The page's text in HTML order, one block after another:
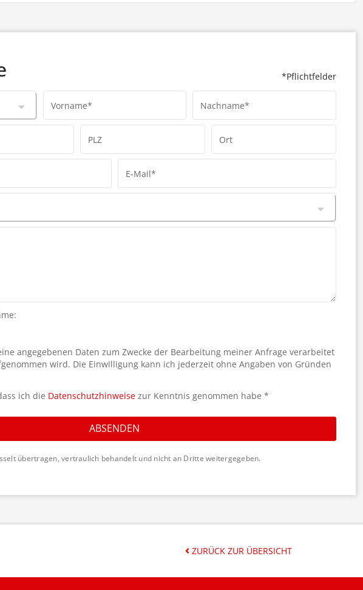
*Pflichtfelder
Vorname* Nachname*
PLZ Ort
E-Mail*
angegebenen Daten zum Zwecke der Bearbeitung meiner Anfrage verarbeitet
wird. Die Einwilligung kann ich jederzeit ohne Angaben von Gründen
ich die Datenschutzhinweise zur Kenntnis genommen habe *
ABSENDEN
übertragen, vertraulich behandelt und nicht an Dritte weitergegeben.
ZURÜCK ZUR ÜBERSICHT